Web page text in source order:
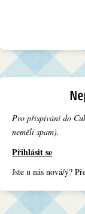
Pro přispívání do
neměli spam).
Přihlásit se
Jste u nás nová/ý?